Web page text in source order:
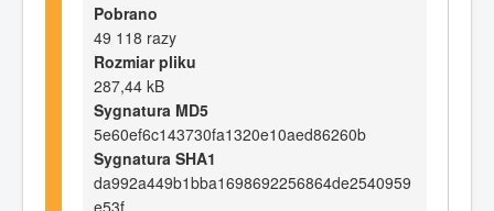
Pobrano
49 118 razy
Rozmiar pliku
287,44 kB
Sygnatura MD5
5e60ef6c143730fa1320e10aed86260b
Sygnatura SHA1
da992a449b1bba1698692256864de2540959
e53f